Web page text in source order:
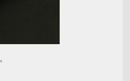
。